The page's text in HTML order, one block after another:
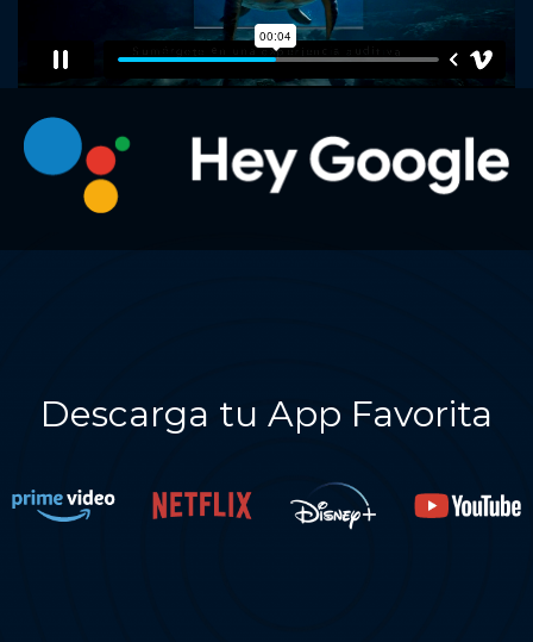
Descarga tu App Favorita